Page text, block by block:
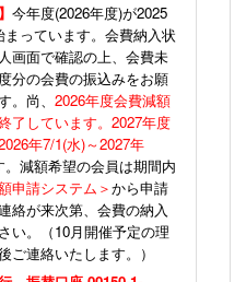
今年度(2026年度)が2025
まっています。会費納入状
画面で確認の上、会費未
分の会費の振込みをお願
。尚、 2026年度会費減額
了しています。2027年度
年7/1(水)～2027年
。減額希望の会員は期間内
申請システム＞から申請
絡が来次第、会費の納入
い。（10月開催予定の理
ご連絡いたします。）